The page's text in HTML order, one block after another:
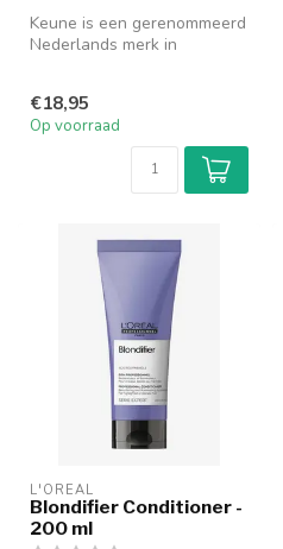
Keune is een gerenommeerd
Nederlands merk in
€18,95
Op voorraad
L'ORÉAL
Blondifier Conditioner -
200 ml